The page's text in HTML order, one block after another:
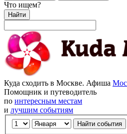
Что ищем?
Найти
Куда сходить в Москве. Афиша
Помощник и путеводитель
по интересным местам
и лучшим событиям